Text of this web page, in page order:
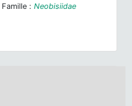
Famille : Neobisiidae